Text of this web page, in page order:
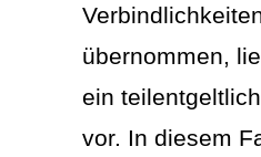
übernommen,
ein
vor. In diesem